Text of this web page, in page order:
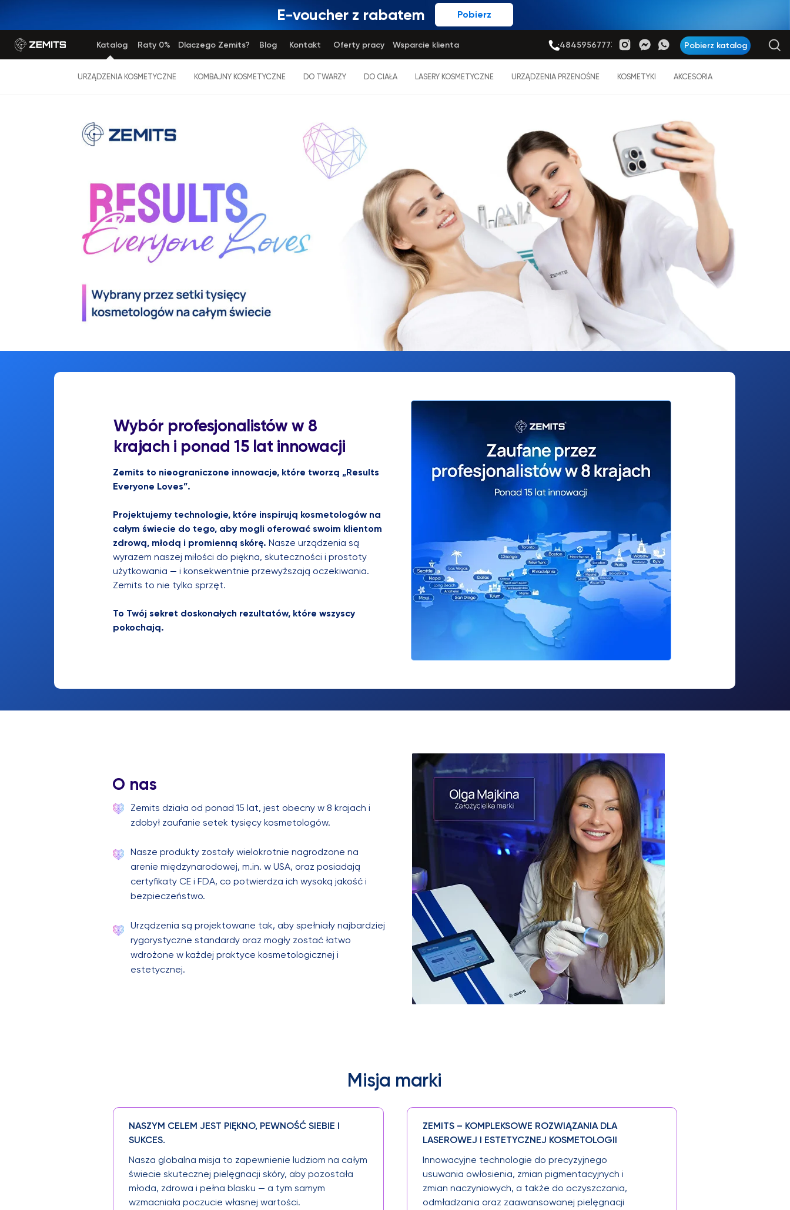
Pobierz
E-voucher z rabatem
Pobierz katalog
Katalog +48459567773
Blog
Raty 0% Dlaczego Zemits? Kontakt Oferty pracy Wsparcie klienta
URZĄDZENIA KOSMETYCZNE KOMBAJNY KOSMETYCZNE DO TWARZY DO CIAŁA LASERY KOSMETYCZNE URZĄDZENIA PRZENOŚNE KOSMETYKI AKCESORIA
Zemits to nieograniczone innowacje, które tworzą „Results
Everyone Loves”.
Projektujemy technologie, które inspirują kosmetologów na
całym świecie do tego, aby mogli oferować swoim klientom
zdrową, młodą i promienną skórę. Nasze urządzenia są
wyrazem naszej miłości do piękna, skuteczności i prostoty
użytkowania — i konsekwentnie przewyższają oczekiwania.
Zemits to nie tylko sprzęt.
To Twój sekret doskonałych rezultatów, które wszyscy
pokochają.
Wybór profesjonalistów w 8
krajach i ponad 15 lat innowacji
Zemits działa od ponad 15 lat, jest obecny w 8 krajach i
zdobył zaufanie setek tysięcy kosmetologów.
Nasze produkty zostały wielokrotnie nagrodzone na
arenie międzynarodowej, m.in. w USA, oraz posiadają
certyfikaty CE i FDA, co potwierdza ich wysoką jakość i
bezpieczeństwo.
Urządzenia są projektowane tak, aby spełniały najbardziej
rygorystyczne standardy oraz mogły zostać łatwo
wdrożone w każdej praktyce kosmetologicznej i
estetycznej.
O nas
Misja marki
Innowacyjne technologie do precyzyjnego
usuwania owłosienia, zmian pigmentacyjnych i
zmian naczyniowych, a także do oczyszczania,
odmładzania oraz zaawansowanej pielęgnacji
ZEMITS – KOMPLEKSOWE ROZWIĄZANIA DLA
LASEROWEJ I ESTETYCZNEJ KOSMETOLOGII
Nasza globalna misja to zapewnienie ludziom na całym
świecie skutecznej pielęgnacji skóry, aby pozostała
młoda, zdrowa i pełna blasku — a tym samym
wzmacniała poczucie własnej wartości.
NASZYM CELEM JEST PIĘKNO, PEWNOŚĆ SIEBIE I
SUKCES.